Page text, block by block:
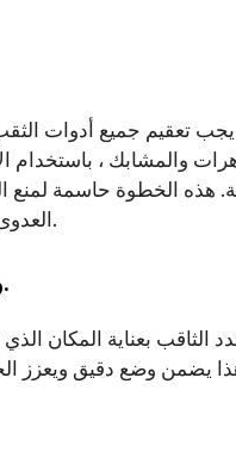
يجب تعقيم جميع أدوات
والمشابك ، باستخدام
هذه الخطوة حاسمة لمنع
العدوى أثناء عملية الشفاء.
3. وضع العلامات.
الثاقب بعناية المكان